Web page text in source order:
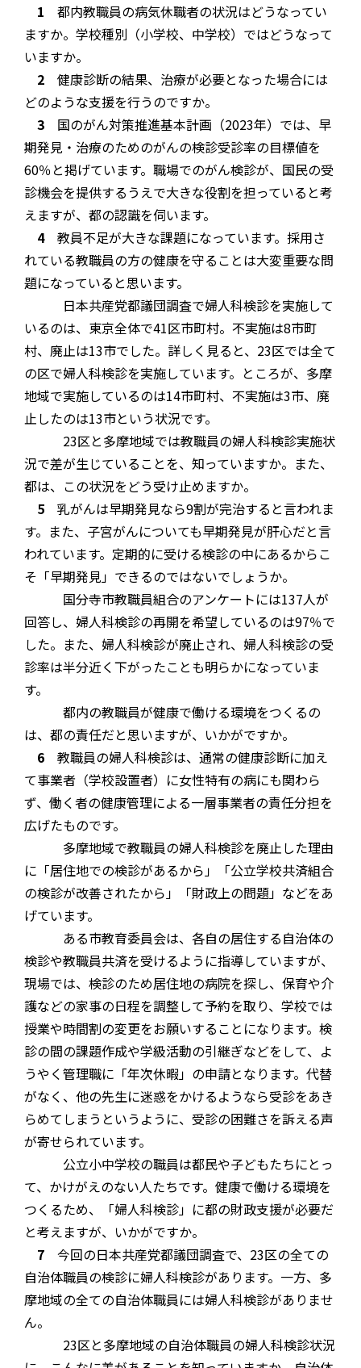
1 都内教職員の病気休職者の状況はどうなってい
ますか。学校種別（小学校、中学校）ではどうなって
いますか。
2 健康診断の結果、治療が必要となった場合には
どのような支援を行うのですか。
3 国のがん対策推進基本計画（2023年）では、早
期発見・治療のためのがんの検診受診率の目標値を
60％と掲げています。職場でのがん検診が、国民の受
診機会を提供するうえで大きな役割を担っていると考
えますが、都の認識を伺います。
4教員不足が大きな課題になっています。採用さ
れている教職員の方の健康を守ることは大変重要な問
題になっていると思います。
日本共産党都議団調査で婦人科検診を実施して
いるのは、東京全体で41区市町村。不実施は8市町
村、廃止は13市でした。詳しく見ると、23区では全て
の区で婦人科検診を実施しています。ところが、多摩
地域で実施しているのは14市町村、不実施は3市、廃
止したのは13市という状況です。
23区と多摩地域では教職員の婦人科検診実施状
況で差が生じていることを、知っていますか。また、
都は、この状況をどう受け止めますか。
5 乳がんは早期発見なら9割が完治すると言われま
す。また、子宮がんについても早期発見が肝心だと言
われています。定期的に受ける検診の中にあるからこ
そ「早期発見」できるのではないでしょうか。
国分寺市教職員組合のアンケートには137人が
回答し、婦人科検診の再開を希望しているのは97％で
した。また、婦人科検診が廃止され、婦人科検診の受
診率は半分近く下がったことも明らかになっていま
す。
都内の教職員が健康で働ける環境をつくるの
は、都の責任だと思いますが、いかがですか。
6 教職員の婦人科検診は、通常の健康診断に加え
て事業者（学校設置者）に女性特有の病にも関わら
ず、働く者の健康管理による一層事業者の責任分担を
広げたものです。
多摩地域で教職員の婦人科検診を廃止した理由
に「居住地での検診があるから」「公立学校共済組合
の検診が改善されたから」「財政上の問題」などをあ
げています。
ある市教育委員会は、各自の居住する自治体の
検診や教職員共済を受けるように指導していますが、
現場では、検診のため居住地の病院を探し、保育や介
護などの家事の日程を調整して予約を取り、学校では
授業や時間割の変更をお願いすることになります。検
診の間の課題作成や学級活動の引継ぎなどをして、よ
うやく管理職に「年次休暇」の申請となります。代替
がなく、他の先生に迷惑をかけるようなら受診をあき
らめてしまうというように、受診の困難さを訴える声
が寄せられています。
公立小中学校の職員は都民や子どもたちにとっ
て、かけがえのない人たちです。健康で働ける環境を
つくるため、「婦人科検診」に都の財政支援が必要だ
と考えますが、いかがですか。
7 今回の日本共産党都議団調査で、23区の全ての
自治体職員の検診に婦人科検診があります。一方、多
摩地域の全ての自治体職員には婦人科検診がありませ
ん。
23区と多摩地域の自治体職員の婦人科検診状況